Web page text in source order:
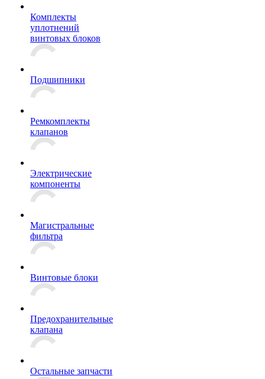
Комплекты
уплотнений
винтовых блоков
Подшипники
Ремкомплекты
клапанов
Электрические
компоненты
Магистральные
фильтра
Винтовые блоки
Предохранительные
клапана
Остальные запчасти